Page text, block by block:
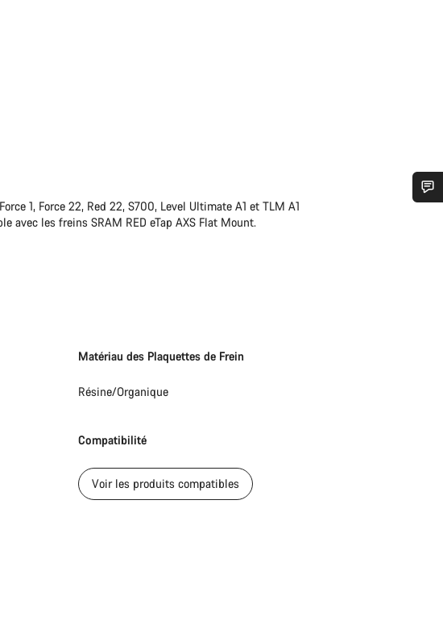
1, Force 22, Red 22, S700, Level Ultimate A1 et TLM A1
avec les freins SRAM RED eTap AXS Flat Mount.
Matériau des Plaquettes de Frein
Résine/Organique
Compatibilité
Voir les produits compatibles
Besoin d’aide ?
Fermer